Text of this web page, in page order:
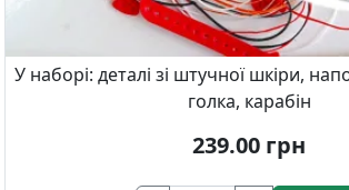
У наборі: деталі зі штучної шкіри,
голка, карабін
239.00 грн